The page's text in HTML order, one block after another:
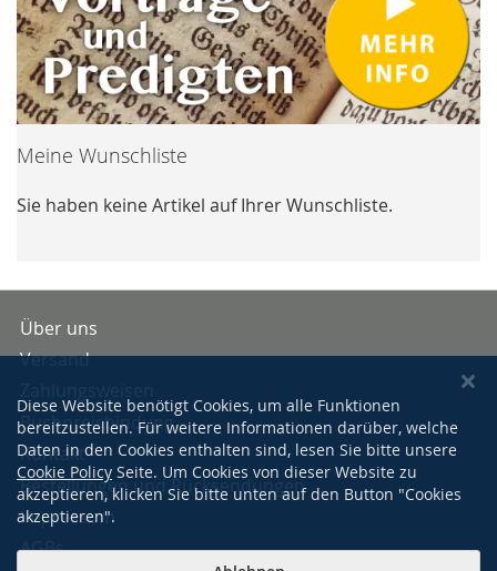
Meine Wunschliste
Sie haben keine Artikel auf Ihrer Wunschliste.
Über uns
Versand
Buchpreisbindung
Kontakt
Bestellungen und Rücksendungen
Impressum
AGBs
Diese Website benötigt Cookies, um alle Funktionen
bereitzustellen. Für weitere Informationen darüber, welche
Daten in den Cookies enthalten sind, lesen Sie bitte unsere
Cookie Policy Seite. Um Cookies von dieser Website zu
akzeptieren, klicken Sie bitte unten auf den Button "Cookies
akzeptieren".